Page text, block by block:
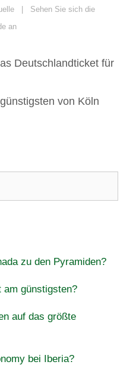
| Sehen Sie sich die
an
Deutschlandticket für
von Köln
zu den Pyramiden?
am günstigsten?
auf das größte
bei Iberia?